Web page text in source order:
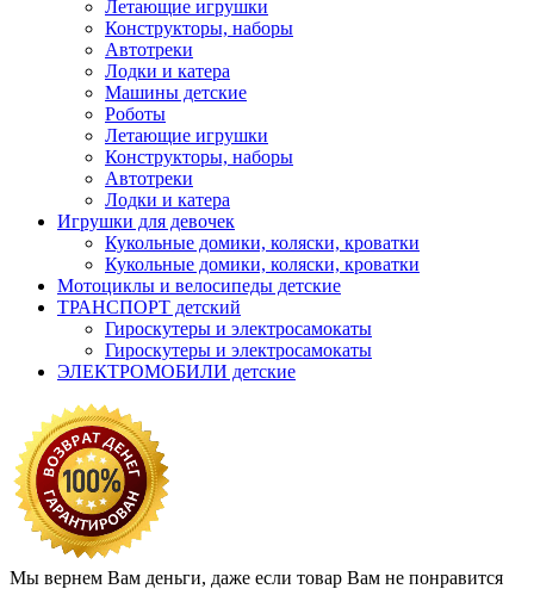
Летающие игрушки
Конструкторы, наборы
Автотреки
Лодки и катера
Машины детские
Роботы
Летающие игрушки
Конструкторы, наборы
Автотреки
Лодки и катера
Игрушки для девочек
Кукольные домики, коляски, кроватки
Кукольные домики, коляски, кроватки
Мотоциклы и велосипеды детские
ТРАНСПОРТ детский
Гироскутеры и электросамокаты
Гироскутеры и электросамокаты
ЭЛЕКТРОМОБИЛИ детские
Мы вернем Вам деньги, даже если товар Вам не понравится